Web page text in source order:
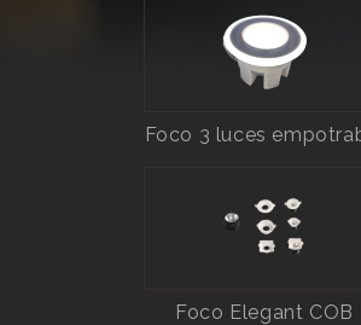
Foco 3 luces
Foco Elegant COB